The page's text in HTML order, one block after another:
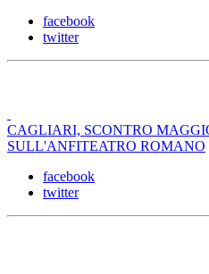
facebook
twitter
CAGLIARI, SCONTRO
SULL'ANFITEATRO ROMANO
facebook
twitter